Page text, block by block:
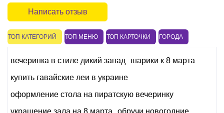
Написать отзыв
ТОП КАТЕГОРИЙ ТОП МЕНЮ ТОП КАРТОЧКИ ГОРОДА
вечеринка в стиле дикий запад
шарики к 8 марта
купить гавайские леи в украине
оформление стола на пиратскую вечеринку
украшение зала на 8 марта
обручи новогодние